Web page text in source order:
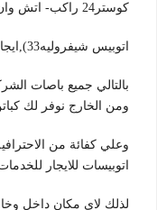
كوستر24 راكب- اتش وان7 راكب- اتوبيس50-
اتوبيس شيفروليه33),ايجار باص سياحى.
بالتالي جميع باصات
ومن الخارج نوفر لك
وعلي كفائة من
اتوبيسات للايجار
لذلك لاي مكان داخل